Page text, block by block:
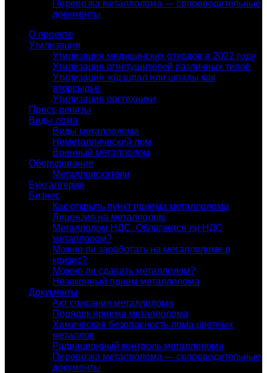
Перевозка металлолома — сопроводительные
документы
О проекте
Утилизация
Утилизация медицинских отходов в 2022 году
Утилизация огнетушителей различных типов
Утилизация ж/д шпал или шпалы как
вторсырье
Утилизация оргтехники
Пресс-релизы
Виды лома
Виды металлолома
Неметаллический лом
Военный металлолом
Оборудование
Металлоискатели
Бухгалтерия
Бизнес
Как открыть пункт приема металлолома
Лицензия на металлолом
Металлолом НДС. Облагается ли НДС
металлолом?
Можно ли заработать на металлоломе в
кризис?
Можно ли сдавать металлолом?
Незаконный прием металлолома
Документы
Акт списания металлолома
Порядок приема металлолома
Химическая безопасность лома цветных
металлов
Радиационный контроль металлолома
Перевозка металлолома — сопроводительные
документы